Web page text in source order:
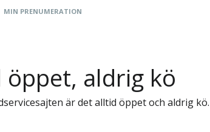
MIN PRENUMERATION
aldrig kö
är det alltid öppet och aldrig kö.